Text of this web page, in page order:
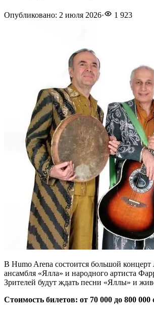
Опубликовано: 2 июля 2026· 1 923
В Humo Arena состоится большой концерт
ансамбля «Ялла» и народного артиста
Зрителей будут ждать песни «Яллы» и
Стоимость билетов: от 70 000 до 800 000